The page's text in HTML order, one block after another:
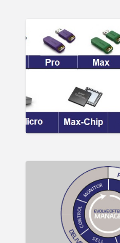
密|
淆
軟
體
雲
授
權|
網
路
討